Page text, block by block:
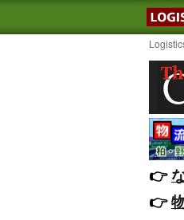
👉️
👉️